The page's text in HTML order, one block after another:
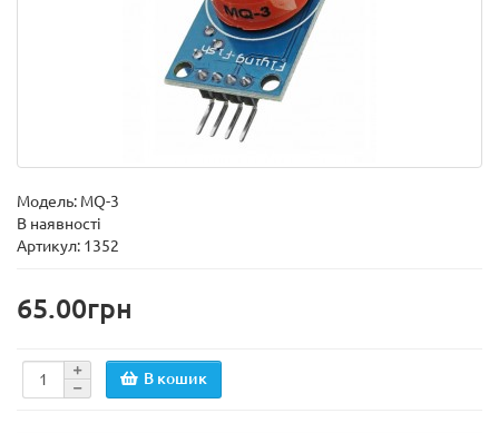
Модель: MQ-3
В наявності
Артикул: 1352
65.00грн
В кошик